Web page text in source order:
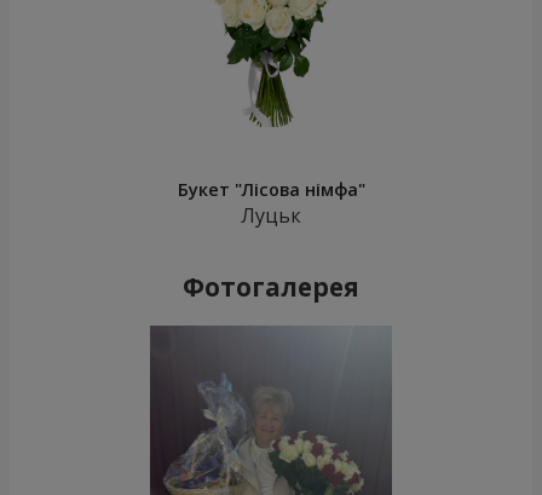
Букет "Лісова німфа"
Луцьк
Фотогалерея